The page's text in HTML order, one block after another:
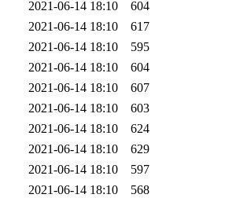
2021-06-14 18:10
604
2021-06-14 18:10
617
2021-06-14 18:10
595
2021-06-14 18:10
604
2021-06-14 18:10
607
2021-06-14 18:10
603
2021-06-14 18:10
624
2021-06-14 18:10
629
2021-06-14 18:10
597
2021-06-14 18:10
568